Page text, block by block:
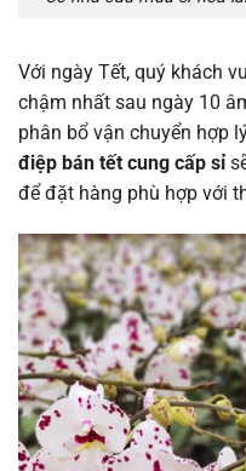
Với ngày Tết, quý khách
chậm nhất sau ngày 10
phân bổ vận chuyển hợp
điệp bán tết cung cấp sỉ
để đặt hàng phù hợp với